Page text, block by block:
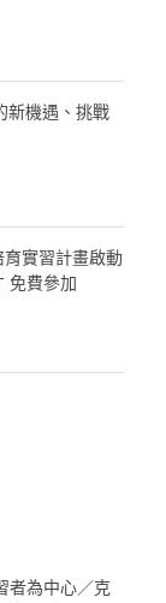
新機遇、挑戰
實習計畫啟動
免費參加
者為中心／克